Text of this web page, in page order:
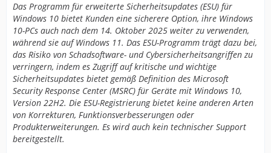
Das Programm für erweiterte Sicherheitsupdates (ESU) für
Windows 10 bietet Kunden eine sicherere Option, ihre Windows
10-PCs auch nach dem 14. Oktober 2025 weiter zu verwenden,
während sie auf Windows 11. Das ESU-Programm trägt dazu bei,
das Risiko von Schadsoftware- und Cybersicherheitsangriffen zu
verringern, indem es Zugriff auf kritische und wichtige
Sicherheitsupdates bietet gemäß Definition des Microsoft
Security Response Center (MSRC) für Geräte mit Windows 10,
Version 22H2. Die ESU-Registrierung bietet keine anderen Arten
von Korrekturen, Funktionsverbesserungen oder
Produkterweiterungen. Es wird auch kein technischer Support
bereitgestellt.